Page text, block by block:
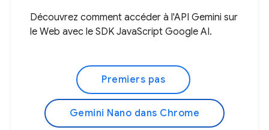
Découvrez comment accéder à l'API Gemini sur
le Web avec le SDK JavaScript Google AI.
Premiers pas
Gemini Nano dans Chrome